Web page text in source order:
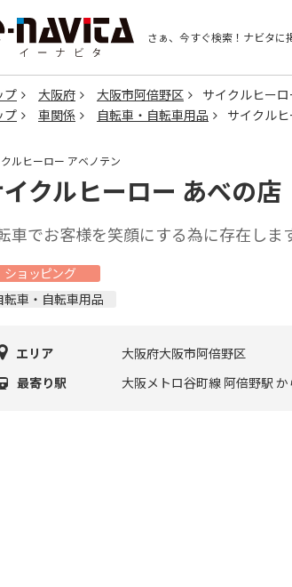
さぁ、今すぐ検索！ ナビタに
プ 大阪府 大阪市阿倍野区
サイクルヒー
プ
車関係 自転車・自転車用品 サイクル
ルヒーロー アベノテン
クルヒーロー あべの店
車でお客様を笑顔にする為に存在しま
ショッピング
転車・自転車用品
エリア
大阪府大阪市阿倍野区
最寄り駅
大阪メトロ谷町線 阿倍野駅